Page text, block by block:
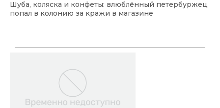
Шуба, коляска и конфеты: влюблённый петербуржец
попал в колонию за кражи в магазине